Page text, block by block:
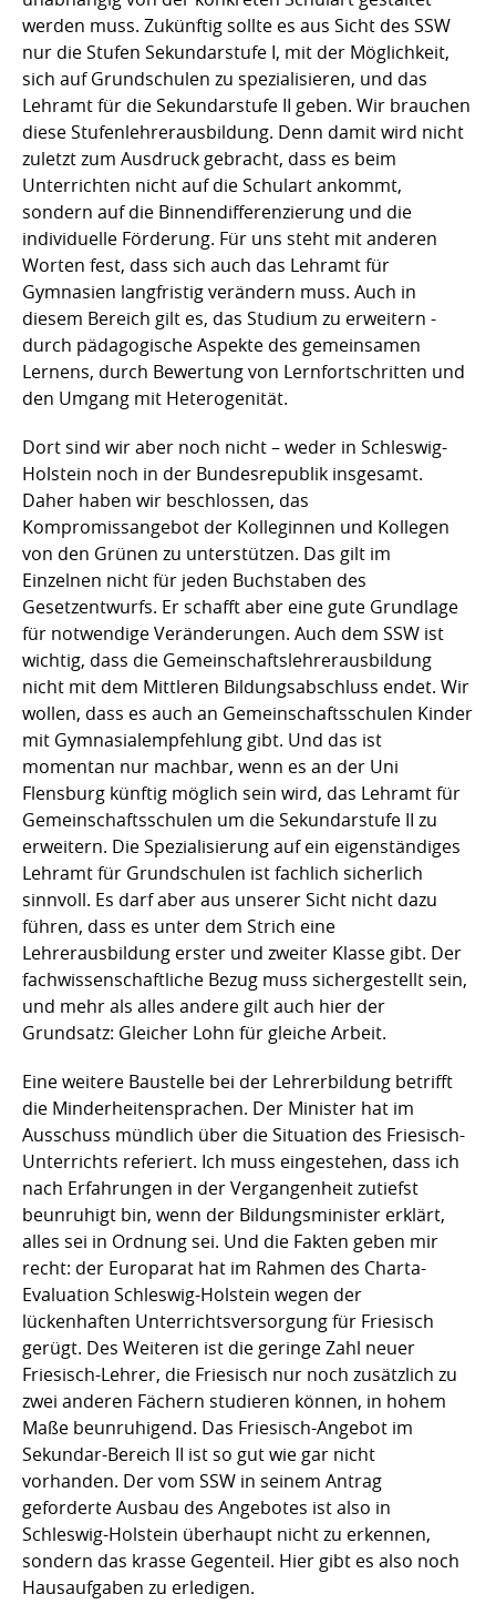
werden muss. Zukünftig sollte es aus Sicht des SSW
nur die Stufen Sekundarstufe I, mit der Möglichkeit,
sich auf Grundschulen zu spezialisieren, und das
Lehramt für die Sekundarstufe II geben. Wir brauchen
diese Stufenlehrerausbildung. Denn damit wird nicht
zuletzt zum Ausdruck gebracht, dass es beim
Unterrichten nicht auf die Schulart ankommt,
sondern auf die Binnendifferenzierung und die
individuelle Förderung. Für uns steht mit anderen
Worten fest, dass sich auch das Lehramt für
Gymnasien langfristig verändern muss. Auch in
diesem Bereich gilt es, das Studium zu erweitern -
durch pädagogische Aspekte des gemeinsamen
Lernens, durch Bewertung von Lernfortschritten und
den Umgang mit Heterogenität.
Dort sind wir aber noch nicht – weder in Schleswig-
Holstein noch in der Bundesrepublik insgesamt.
Daher haben wir beschlossen, das
Kompromissangebot der Kolleginnen und Kollegen
von den Grünen zu unterstützen. Das gilt im
Einzelnen nicht für jeden Buchstaben des
Gesetzentwurfs. Er schafft aber eine gute Grundlage
für notwendige Veränderungen. Auch dem SSW ist
wichtig, dass die Gemeinschaftslehrerausbildung
nicht mit dem Mittleren Bildungsabschluss endet. Wir
wollen, dass es auch an Gemeinschaftsschulen Kinder
mit Gymnasialempfehlung gibt. Und das ist
momentan nur machbar, wenn es an der Uni
Flensburg künftig möglich sein wird, das Lehramt für
Gemeinschaftsschulen um die Sekundarstufe II zu
erweitern. Die Spezialisierung auf ein eigenständiges
Lehramt für Grundschulen ist fachlich sicherlich
sinnvoll. Es darf aber aus unserer Sicht nicht dazu
führen, dass es unter dem Strich eine
Lehrerausbildung erster und zweiter Klasse gibt. Der
fachwissenschaftliche Bezug muss sichergestellt sein,
und mehr als alles andere gilt auch hier der
Grundsatz: Gleicher Lohn für gleiche Arbeit.
Eine weitere Baustelle bei der Lehrerbildung betrifft
die Minderheitensprachen. Der Minister hat im
Ausschuss mündlich über die Situation des Friesisch-
Unterrichts referiert. Ich muss eingestehen, dass ich
nach Erfahrungen in der Vergangenheit zutiefst
beunruhigt bin, wenn der Bildungsminister erklärt,
alles sei in Ordnung sei. Und die Fakten geben mir
recht: der Europarat hat im Rahmen des Charta-
Evaluation Schleswig-Holstein wegen der
lückenhaften Unterrichtsversorgung für Friesisch
gerügt. Des Weiteren ist die geringe Zahl neuer
Friesisch-Lehrer, die Friesisch nur noch zusätzlich zu
zwei anderen Fächern studieren können, in hohem
Maße beunruhigend. Das Friesisch-Angebot im
Sekundar-Bereich II ist so gut wie gar nicht
vorhanden. Der vom SSW in seinem Antrag
geforderte Ausbau des Angebotes ist also in
Schleswig-Holstein überhaupt nicht zu erkennen,
sondern das krasse Gegenteil. Hier gibt es also noch
Hausaufgaben zu erledigen.